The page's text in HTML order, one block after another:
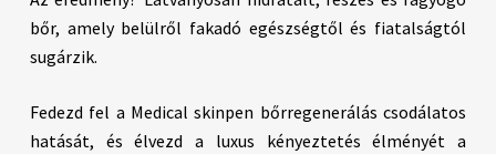
bőr, amely belülről fakadó egészségtől és fiatalságtól
sugárzik.
Fedezd fel a Medical skinpen bőrregenerálás csodálatos
hatását, és élvezd a luxus kényeztetés élményét a